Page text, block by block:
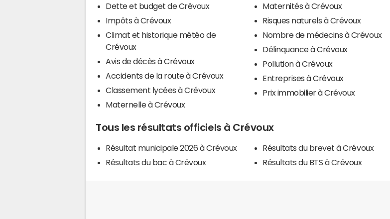
Dette et budget de Crévoux
Impôts à Crévoux
Climat et historique météo de
Crévoux
Avis de décès à Crévoux
Accidents de la route à Crévoux
Classement lycées à Crévoux
Maternelle à Crévoux
Maternités à Crévoux
Risques naturels à Crévoux
Nombre de médecins à Crévoux
Délinquance à Crévoux
Pollution à Crévoux
Entreprises à Crévoux
Prix immobilier à Crévoux
Tous les résultats officiels à Crévoux
Résultat municipale 2026 à Crévoux
Résultats du bac à Crévoux
Résultats du brevet à Crévoux
Résultats du BTS à Crévoux